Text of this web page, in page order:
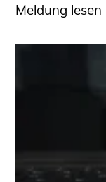
Meldung lesen